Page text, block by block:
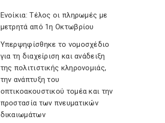
Ενοίκια: Τέλος οι πληρωμές με
μετρητά από 1η Οκτωβρίου
Υπερψηφίσθηκε το νομοσχέδιο
για τη διαχείριση και ανάδειξη
της πολιτιστικής κληρονομιάς,
την ανάπτυξη του
οπτικοακουστικού τομέα και την
προστασία των πνευματικών
δικαιωμάτων